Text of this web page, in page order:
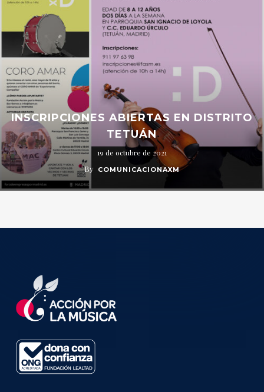
INSCRIPCIONES ABIERTAS EN DISTRITO
TETUÁN
19 de octubre de 2021
By COMUNICACIONAXM